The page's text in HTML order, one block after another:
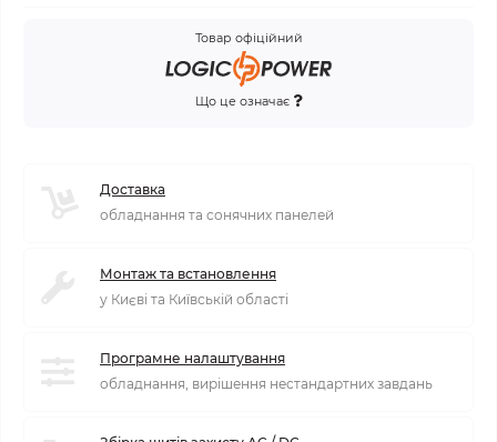
Товар офіційний
Що це означає
Доставка
обладнання та сонячних панелей
Монтаж та встановлення
у Києві та Київській області
Програмне налаштування
обладнання, вирішення нестандартних завдань